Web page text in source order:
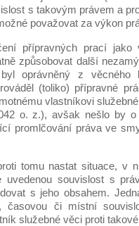
s takovým právem a
považovat za výkon
přípravných prací jako
způsobovat další
oprávněný z věcného
(toliko) přípravné
vlastníkovi
o. z.), avšak nešlo by o
promlčování práva ve
tomu nastat situace, v
souvislost s
s jeho obsahem.
časovou či místní
služebné věci proti